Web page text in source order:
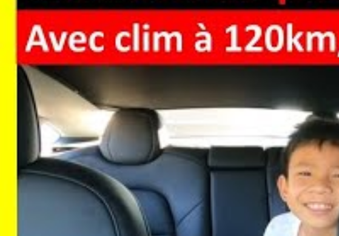
s’impose comme une réponse innovante à nos défis estivaux.
Les solutions innovantes pour
voiture électrique lors des épisodes
Mais comment optimiser le
de votre véhicule
destechniques simpleset la compréhension des mécanismes
accessoires appropriés ou en adoptant des stratégies précises,
fonctionnalités spécifiques à la voiture, il est possible de
batterie.
Lesnouvelles normes de construction
en France intègrent
ventilation et la végétalisation des bâtiments, afin d’éviter que la
ne devienne pas une nécessité vitale pour certains. La question
son véhicule électrique tout en maximisant la fraîcheur, sans